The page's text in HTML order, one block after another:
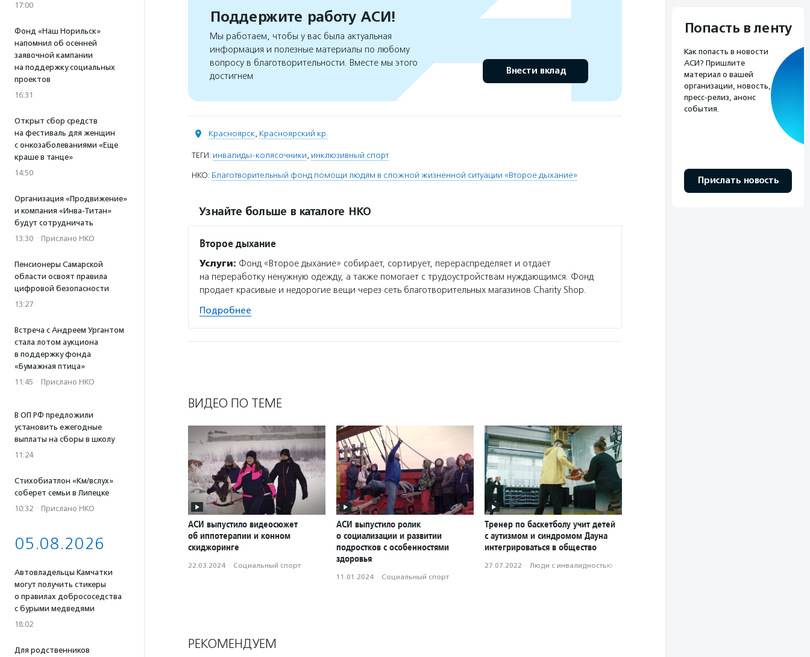
17:00
Фонд «Наш Норильск»
напомнил об осенней
заявочной кампании
на поддержку социальных
проектов
16:31
Открыт сбор средств
на фестиваль для женщин
с онкозаболеваниями «Еще
краше в танце»
14:50
Организация «Продвижение»
и компания «Инва-Титан»
будут сотрудничать
13:30 · Прислано НКО
Пенсионеры Самарской
области освоят правила
цифровой безопасности
13:27
Встреча с Андреем Ургантом
стала лотом аукциона
в поддержку фонда
«Бумажная птица»
11:45 · Прислано НКО
В ОП РФ предложили
установить ежегодные
выплаты на сборы в школу
11:24
Стихобиатлон «Км/вслух»
соберет семьи в Липецке
10:32 · Прислано НКО
05.08.2026
Автовладельцы Камчатки
могут получить стикеры
о правилах добрососедства
с бурыми медведями
18:02
Для родственников
Поддержите работу АСИ!
Мы работаем, чтобы у вас была актуальная
информация и полезные материалы по любому
вопросу в благотворительности. Вместе мы этого
достигнем
Внести вклад
Красноярск, Красноярский кр.
ТЕГИ: инвалиды-колясочники, инклюзивный спорт
НКО: Благотворительный фонд помощи людям в сложной жизненной ситуации «Второе дыхание»
Узнайте больше в каталоге НКО
Второе дыхание
Услуги: Фонд «Второе дыхание» собирает, сортирует, перераспределяет и отдает
на переработку ненужную одежду, а также помогает с трудоустройствам нуждающимся. Фонд
продает красивые и недорогие вещи через сеть благотворительных магазинов Charity Shop.
Подробнее
ВИДЕО ПО ТЕМЕ
АСИ выпустило видеосюжет
об иппотерапии и конном
скиджоринге
22.03.2024 · Социальный спорт
АСИ выпустило ролик
о социализации и развитии
подростков с особенностями
здоровья
11.01.2024 · Социальный спорт
Тренер по баскетболу учит детей
с аутизмом и синдромом Дауна
интегрироваться в общество
27.07.2022 · Люди с инвалидностью
РЕКОМЕНДУЕМ
Попасть в ленту
Как попасть в новости
АСИ? Пришлите
материал о вашей
организации, новость,
пресс-релиз, анонс
события.
Прислать новость